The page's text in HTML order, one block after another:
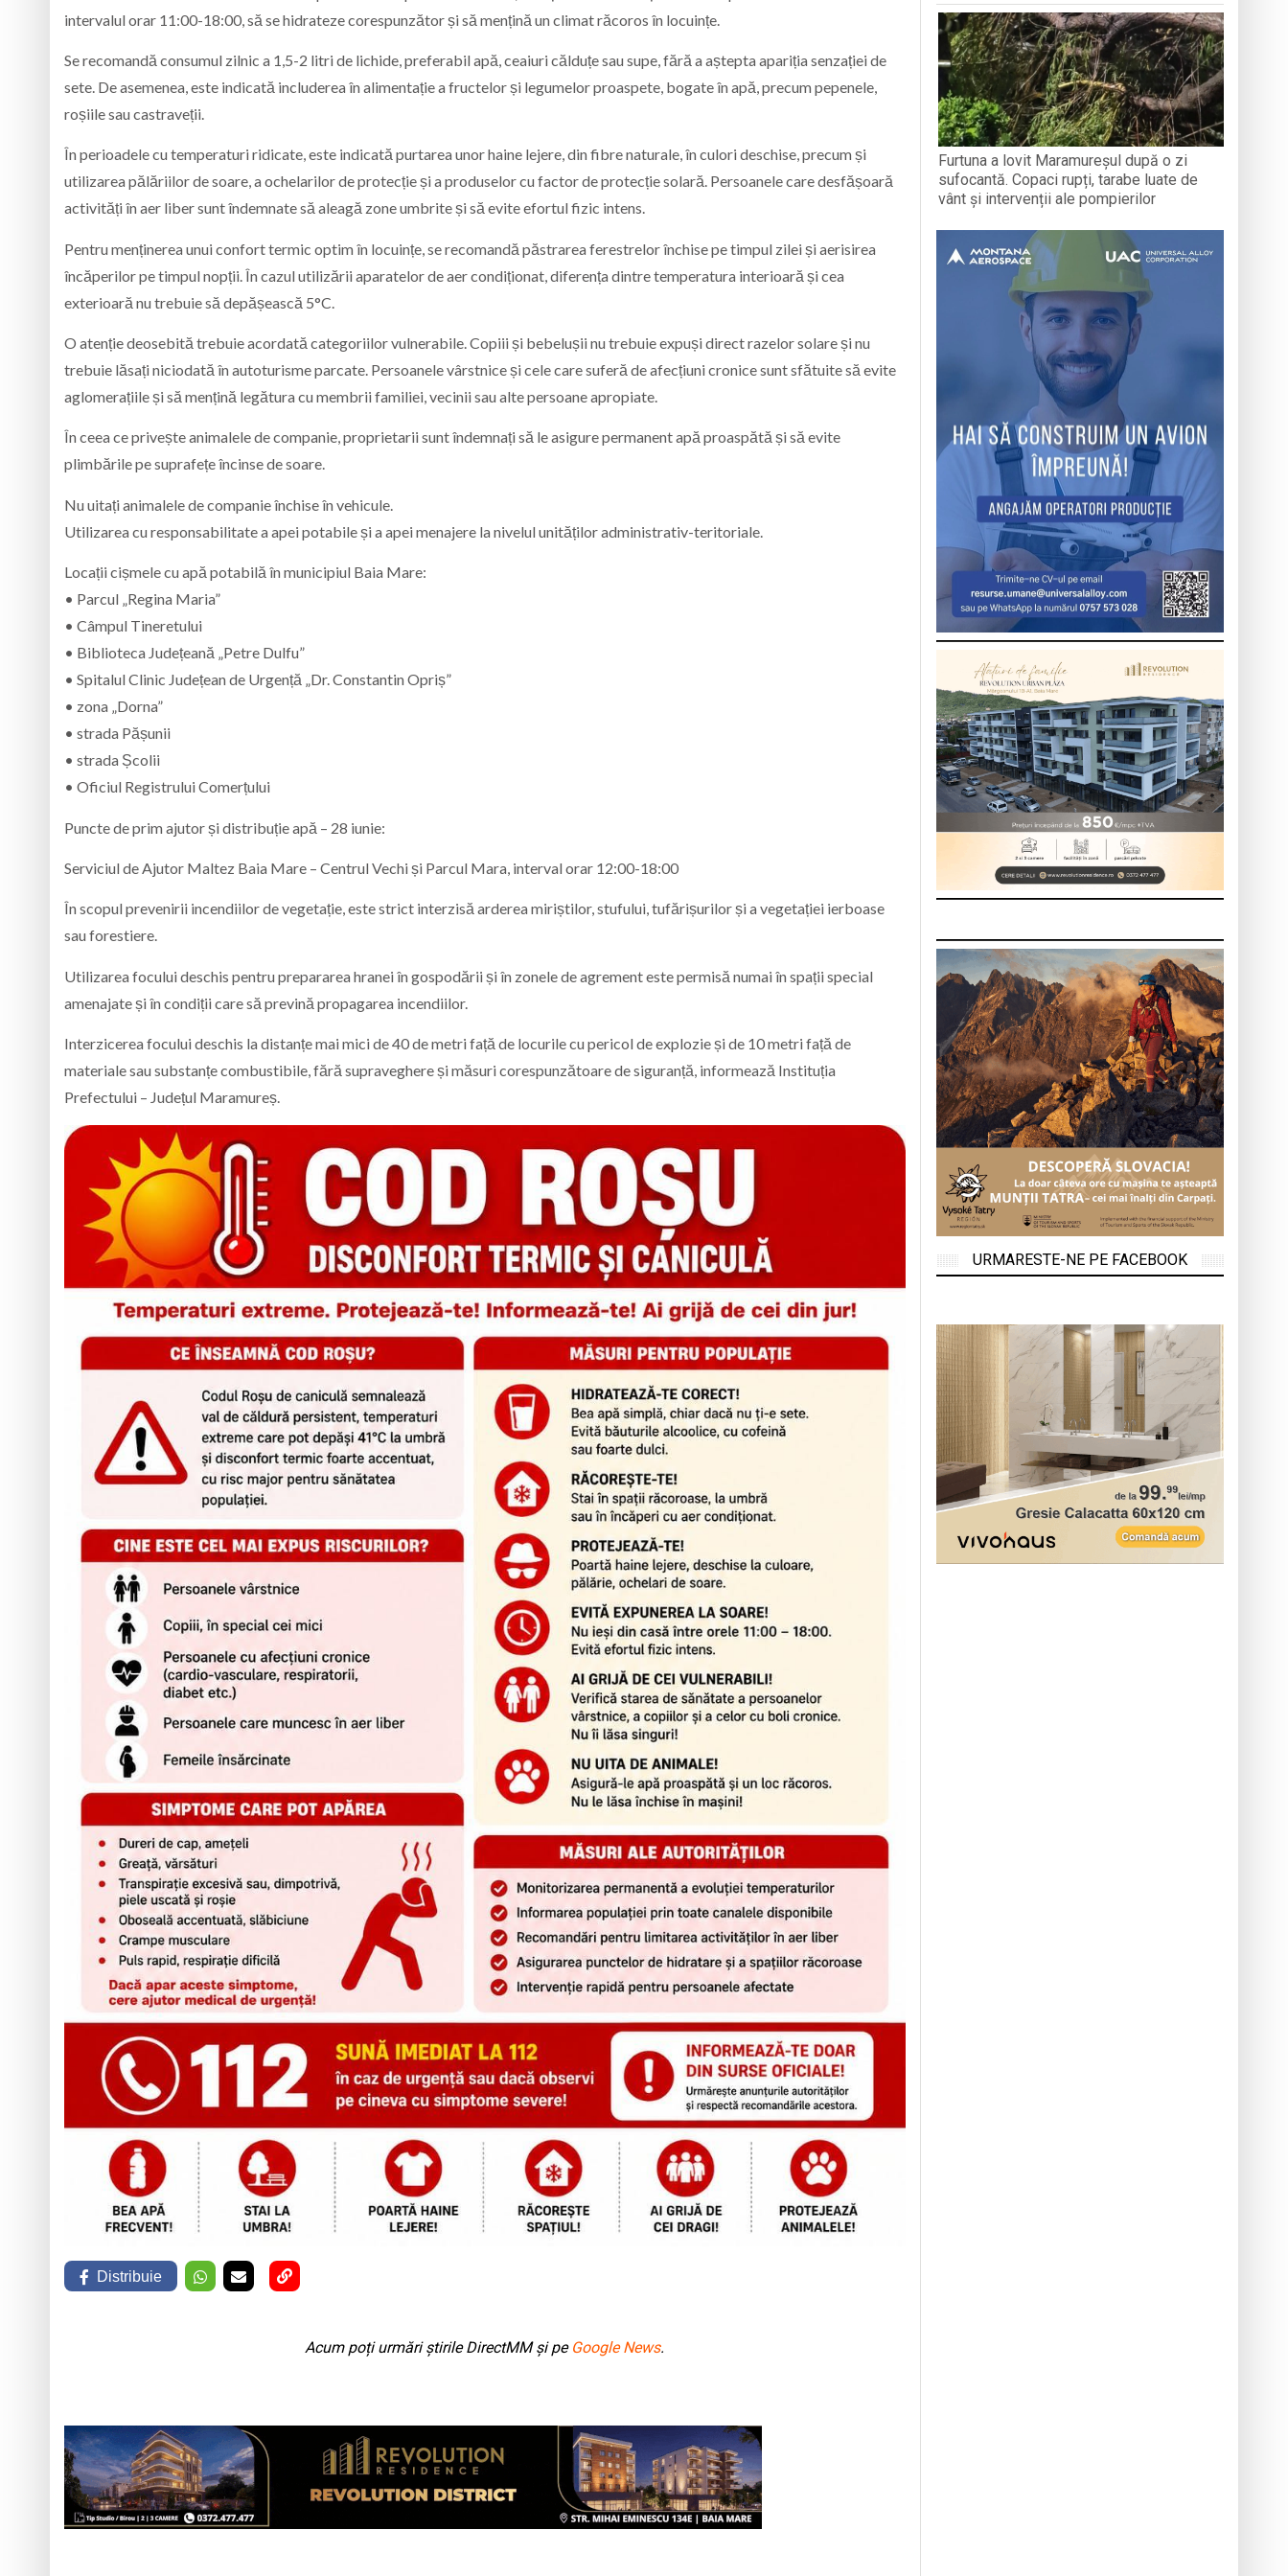
intervalul orar 11:00-18:00, să se hidrateze corespunzător și să mențină un climat răcoros în locuințe.
Se recomandă consumul zilnic a 1,5-2 litri de lichide, preferabil apă, ceaiuri călduțe sau supe, fără a aștepta apariția senzației de
sete. De asemenea, este indicată includerea în alimentație a fructelor și legumelor proaspete, bogate în apă, precum pepenele,
roșiile sau castraveții.
În perioadele cu temperaturi ridicate, este indicată purtarea unor haine lejere, din fibre naturale, în culori deschise, precum și
utilizarea pălăriilor de soare, a ochelarilor de protecție și a produselor cu factor de protecție solară. Persoanele care desfășoară
activități în aer liber sunt îndemnate să aleagă zone umbrite și să evite efortul fizic intens.
Pentru menținerea unui confort termic optim în locuințe, se recomandă păstrarea ferestrelor închise pe timpul zilei și aerisirea
încăperilor pe timpul nopții. În cazul utilizării aparatelor de aer condiționat, diferența dintre temperatura interioară și cea
exterioară nu trebuie să depășească 5°C.
O atenție deosebită trebuie acordată categoriilor vulnerabile. Copiii și bebelușii nu trebuie expuși direct razelor solare și nu
trebuie lăsați niciodată în autoturisme parcate. Persoanele vârstnice și cele care suferă de afecțiuni cronice sunt sfătuite să evite
aglomerațiile și să mențină legătura cu membrii familiei, vecinii sau alte persoane apropiate.
În ceea ce privește animalele de companie, proprietarii sunt îndemnați să le asigure permanent apă proaspătă și să evite
plimbările pe suprafețe încinse de soare.
Nu uitați animalele de companie închise în vehicule.
Utilizarea cu responsabilitate a apei potabile și a apei menajere la nivelul unităților administrativ-teritoriale.
Locații cișmele cu apă potabilă în municipiul Baia Mare:
• Parcul „Regina Maria”
• Câmpul Tineretului
• Biblioteca Județeană „Petre Dulfu”
• Spitalul Clinic Județean de Urgență „Dr. Constantin Opriș”
• zona „Dorna”
• strada Pășunii
• strada Școlii
• Oficiul Registrului Comerțului
Puncte de prim ajutor și distribuție apă – 28 iunie:
Serviciul de Ajutor Maltez Baia Mare – Centrul Vechi și Parcul Mara, interval orar 12:00-18:00
În scopul prevenirii incendiilor de vegetație, este strict interzisă arderea miriștilor, stufului, tufărișurilor și a vegetației ierboase
sau forestiere.
Utilizarea focului deschis pentru prepararea hranei în gospodării și în zonele de agrement este permisă numai în spații special
amenajate și în condiții care să prevină propagarea incendiilor.
Interzicerea focului deschis la distanțe mai mici de 40 de metri față de locurile cu pericol de explozie și de 10 metri față de
materiale sau substanțe combustibile, fără supraveghere și măsuri corespunzătoare de siguranță, informează Instituția
Prefectului – Județul Maramureș.
Distribuie
Acum poți urmări știrile DirectMM și pe Google News.
Furtuna a lovit Maramureșul după o zi
sufocantă. Copaci rupți, tarabe luate de
vânt și intervenții ale pompierilor
URMARESTE-NE PE FACEBOOK